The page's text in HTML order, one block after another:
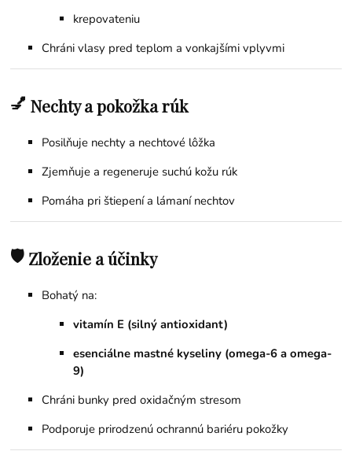
krepovateniu
Chráni vlasy pred teplom a vonkajšími vplyvmi
💅Nechty a pokožka rúk
Posilňuje nechty a nechtové lôžka
Zjemňuje a regeneruje suchú kožu rúk
Pomáha pri štiepení a lámaní nechtov
🛡️ Zloženie a účinky
Bohatý na:
vitamín E (silný antioxidant)
esenciálne mastné kyseliny (omega-6 a omega-
9)
Chráni bunky pred oxidačným stresom
Podporuje prirodzenú ochrannú bariéru pokožky